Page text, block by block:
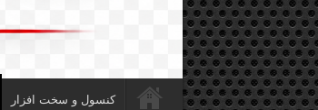
کنسول و سخت افزار